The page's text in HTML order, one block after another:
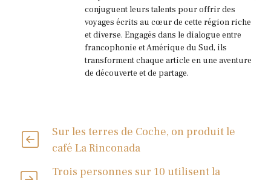
conjuguent leurs talents pour offrir des
voyages écrits au cœur de cette région riche
et diverse. Engagés dans le dialogue entre
francophonie et Amérique du Sud, ils
transforment chaque article en une aventure
de découverte et de partage.
Sur les terres de Coche, on produit le
café La Rinconada
Trois personnes sur 10 utilisent la